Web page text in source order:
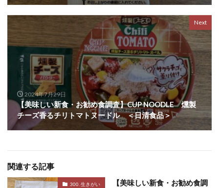
Next
2024年7月29日
【美味しい新食・お勧め食調査】CUP NOODLE 燻製
チーズ香るチリトマトヌードル ＜日清食品＞
関連する記事
300. 生きがい
【美味しい新食・お勧め食調